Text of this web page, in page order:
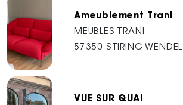
Ameublement Trani
MEUBLES TRANI
57350 STIRING WENDEL
VUE SUR QUAI